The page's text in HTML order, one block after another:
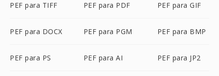
PEF para TIFF PEF para PDF PEF para GIF
PEF para DOCX PEF para PGM PEF para BMP
PEF para PS PEF para AI PEF para JP2